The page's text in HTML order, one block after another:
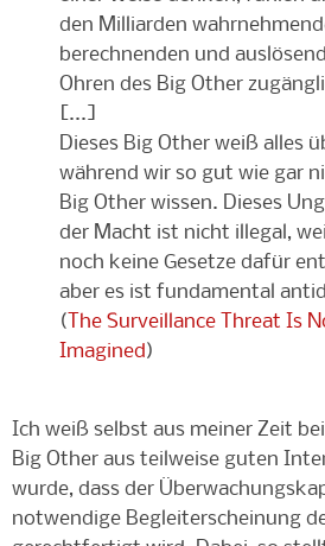
den Milliarden
berechnenden und
Ohren des Big Other
[...]
Dieses Big Other weiß alles
während wir so gut wie gar
Big Other wissen. Dieses
der Macht ist nicht illegal,
noch keine Gesetze dafür
aber es ist fundamental
( The Surveillance Threat Is
Imagined)
Ich weiß selbst aus meiner Zeit
Big Other aus teilweise guten
wurde, dass der
notwendige Begleiterscheinung